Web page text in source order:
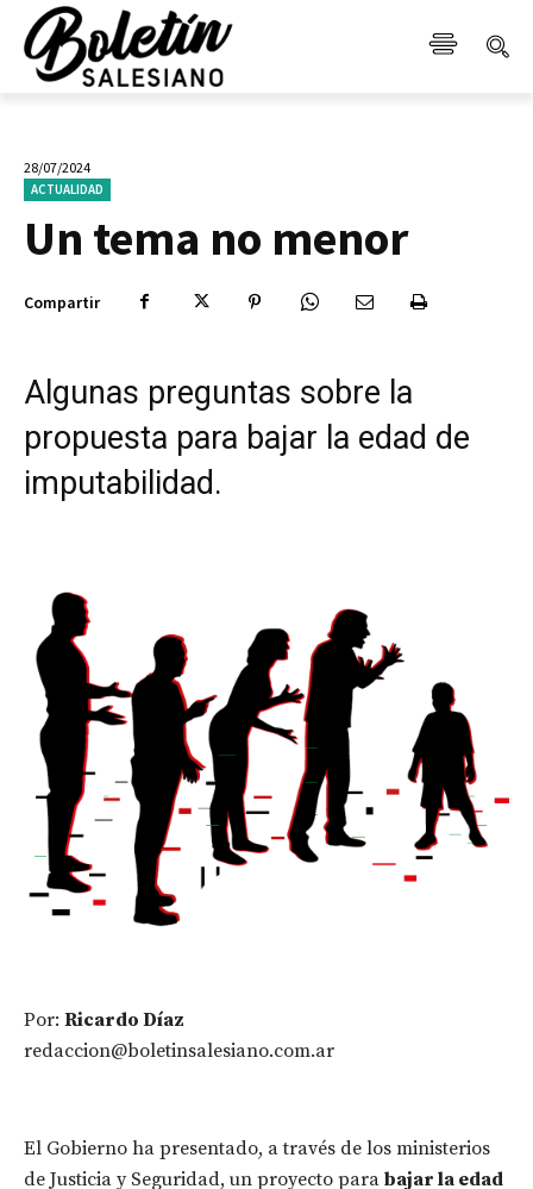
28/07/2024
ACTUALIDAD
Un tema no menor
Compartir
Algunas preguntas sobre la
propuesta para bajar la edad de
imputabilidad.
Por: Ricardo Díaz
redaccion@boletinsalesiano.com.ar
El Gobierno ha presentado, a través de los ministerios
de Justicia y Seguridad, un proyecto para bajar la edad